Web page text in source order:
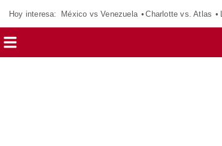
Hoy interesa: México vs Venezuela Charlotte vs. Atlas